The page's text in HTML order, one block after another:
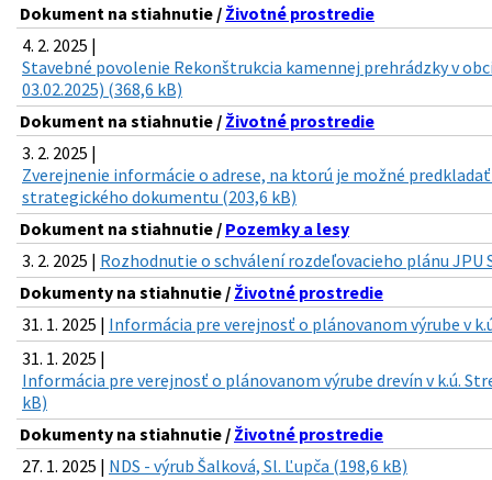
Dokument na stiahnutie / Životné prostredie
4. 2. 2025 |
Stavebné povolenie Rekonštrukcia kamennej prehrádzky v
03.02.2025) (368,6 kB)
Dokument na stiahnutie / Životné prostredie
3. 2. 2025 |
Zverejnenie informácie o adrese, na ktorú je možné
strategického dokumentu (203,6 kB)
Dokument na stiahnutie / Pozemky a lesy
3. 2. 2025 | Rozhodnutie o schválení rozdeľovacieho plánu JPU
Dokumenty na stiahnutie / Životné prostredie
31. 1. 2025 | Informácia pre verejnosť o plánovanom výrube v
31. 1. 2025 |
Informácia pre verejnosť o plánovanom výrube drevín v k.ú.
kB)
Dokumenty na stiahnutie / Životné prostredie
27. 1. 2025 | NDS - výrub Šalková, Sl. Ľupča (198,6 kB)